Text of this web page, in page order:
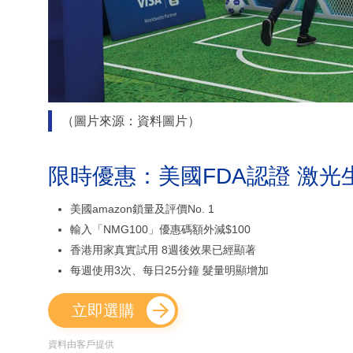
（圖片來源：資料圖片）
限時優惠：美國FDA認證 激光
美國amazon鎖量及評價No. 1
輸入「NMG100」優惠碼額外減$100
香港用家真實試用 8週後效果已經顯著
每週使用3次、每日25分鐘 髮量明顯增加
立即選購
資料由客戶提供